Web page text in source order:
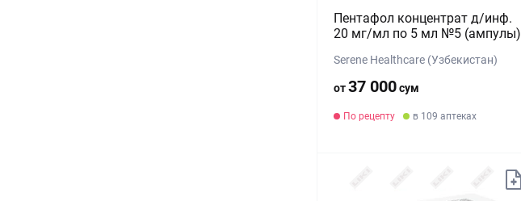
Пентафол концентрат д/инф.
20 мг/мл по 5 мл №5 (ампулы)
Serene Healthcare (Узбекистан)
от37 000сум
По рецепту в 109 аптеках